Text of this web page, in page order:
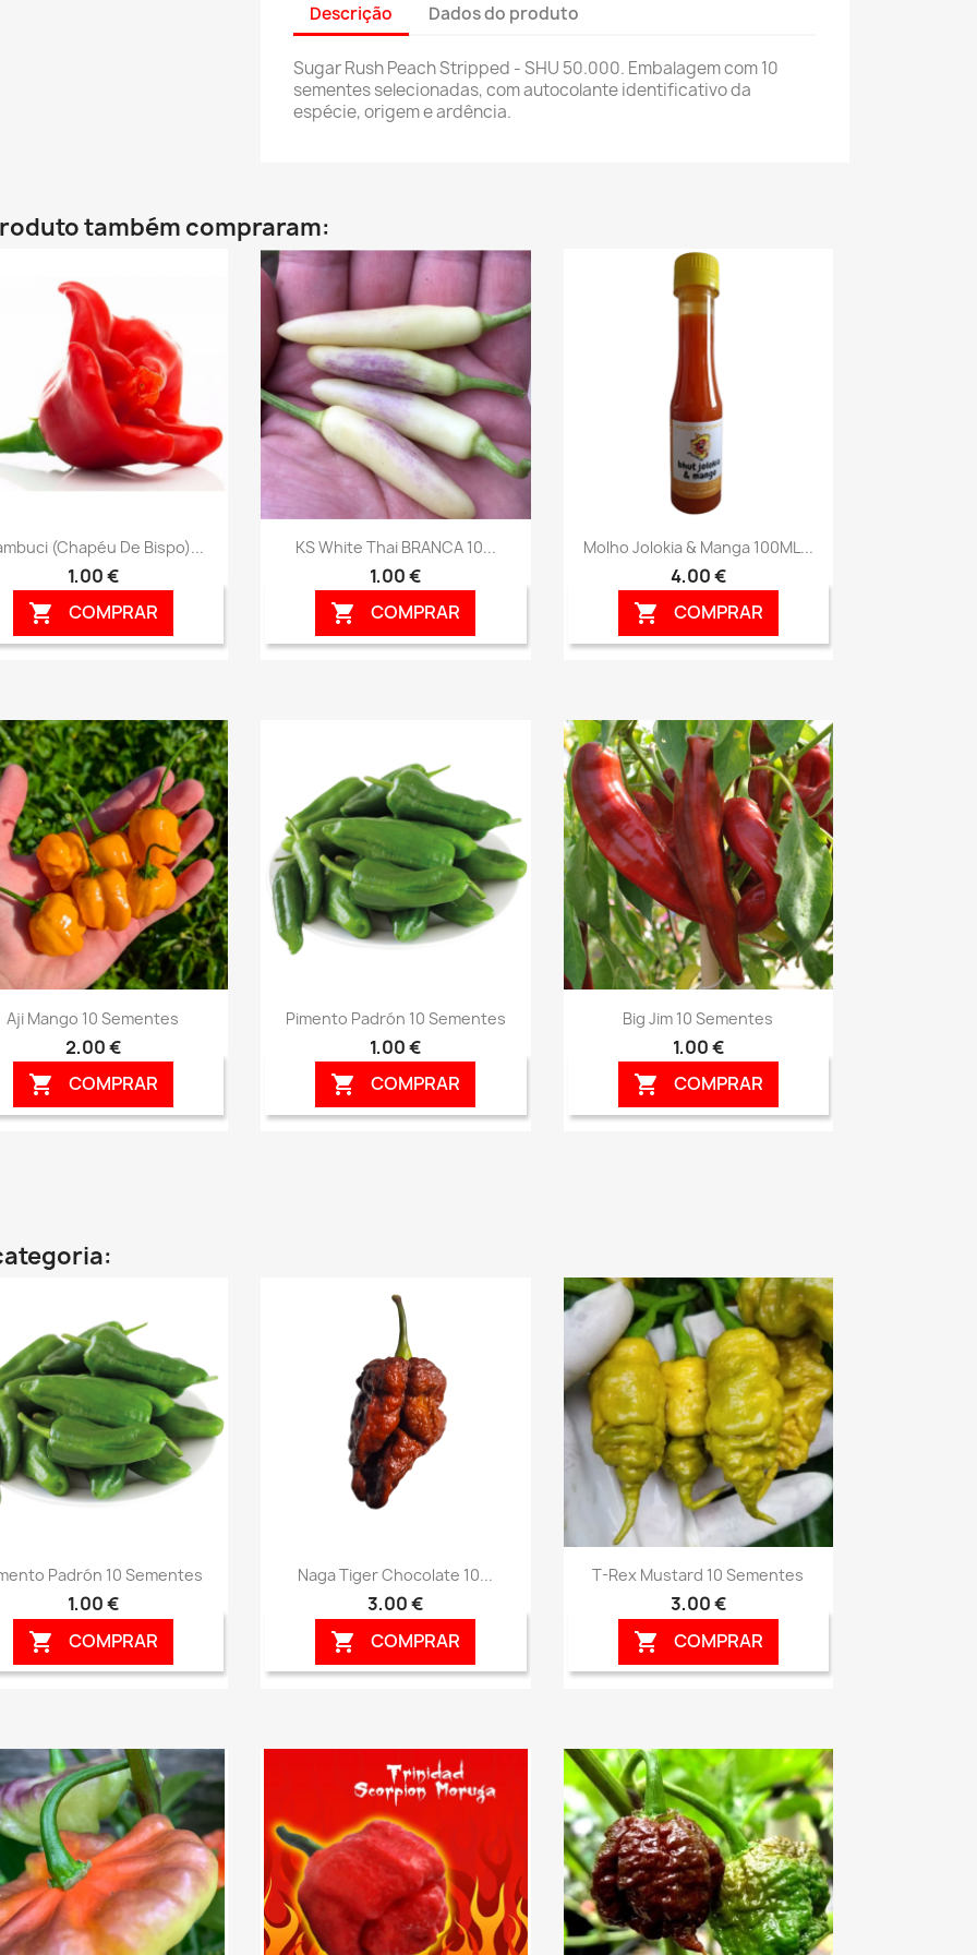
Descrição Dados do produto
Sugar Rush Peach Stripped - SHU 50.000. Embalagem com 10
sementes selecionadas, com autocolante identificativo da
espécie, origem e ardência.
também compraram:
Vista rápida
(Chapéu De Bispo)...
1,00 €
 COMPRAR
Vista rápida
KS White Thai BRANCA 10...
1,00 €
 COMPRAR
Vista rápida
Molho Jolokia & Manga 100ML...
4,00 €
 COMPRAR
Vista rápida
Aji Mango 10 Sementes
2,00 €
 COMPRAR
Vista rápida
Pimento Padrón 10 Sementes
1,00 €
 COMPRAR
Vista rápida
Big Jim 10 Sementes
1,00 €
 COMPRAR
Vista rápida
Padrón 10 Sementes
1,00 €
 COMPRAR
Vista rápida
Naga Tiger Chocolate 10...
3,00 €
 COMPRAR
Vista rápida
T-Rex Mustard 10 Sementes
3,00 €
 COMPRAR